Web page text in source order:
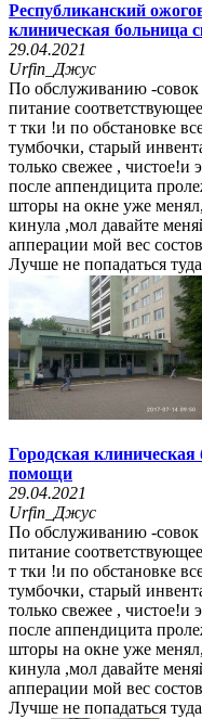
Республиканский
клиническая больница
29.04.2021
Urfin_Джус
По обслуживанию -
питание
т тки !и по обстановке
тумбочки, старый
только свежее , чистое!и
после аппендицита
шторы на окне уже
кинула ,мол давайте
апперации мой вес
Лучше не попадаться
Городская
помощи
29.04.2021
Urfin_Джус
По обслуживанию -
питание
т тки !и по обстановке
тумбочки, старый
только свежее , чистое!и
после аппендицита
шторы на окне уже
кинула ,мол давайте
апперации мой вес
Лучше не попадаться